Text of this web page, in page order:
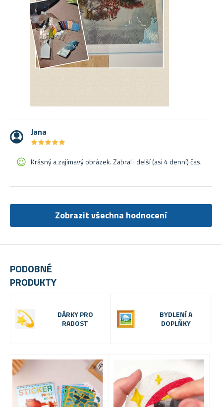
PODOBNÉ
PRODUKTY
DÁRKY PRO
RADOST
BYDLENÍ A
DOPLŇKY
Jana
★★★★★
★★★★★
Krásný a zajímavý obrázek. Zabral i delší (asi 4 denní) čas.
Zobrazit všechna hodnocení